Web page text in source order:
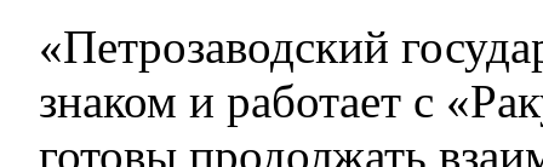
«Петрозаводский
знаком и работает с
готовы продолжать